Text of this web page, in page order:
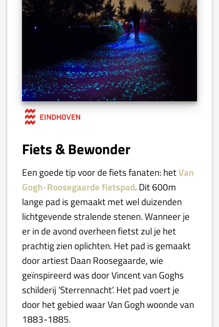
Fiets & Bewonder
Een goede tip voor de fiets fanaten: hetVan
Gogh-Roosegaarde fietspad. Dit 600m
lange pad is gemaakt met wel duizenden
lichtgevende stralende stenen. Wanneer je
er in de avond overheen fietst zul je het
prachtig zien oplichten. Het pad is gemaakt
door artiest Daan Roosegaarde, wie
geïnspireerd was door Vincent van Goghs
schilderij ‘Sterrennacht’. Het pad voert je
door het gebied waar Van Gogh woonde van
1883-1885.